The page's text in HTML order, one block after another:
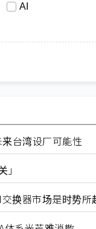
AI
台湾设厂可能性
换器市场是时势所